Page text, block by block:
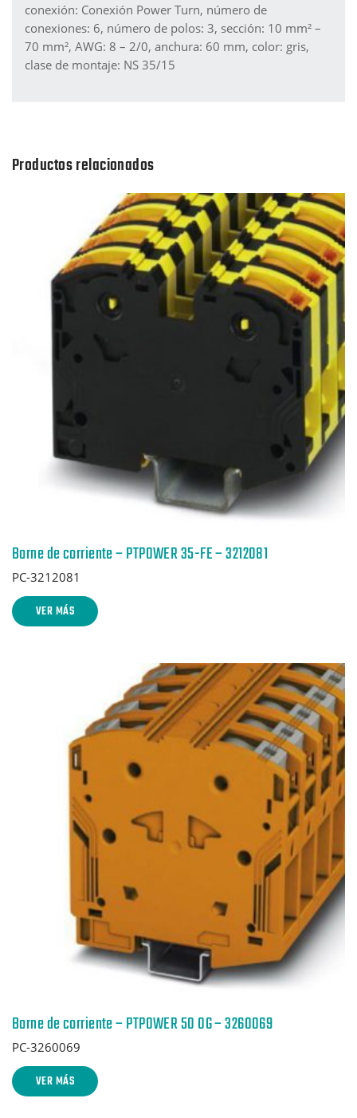
conexión: Conexión Power Turn, número de
conexiones: 6, número de polos: 3, sección: 10 mm² –
70 mm², AWG: 8 – 2/0, anchura: 60 mm, color: gris,
clase de montaje: NS 35/15
Productos relacionados
Borne de corriente – PTPOWER 35-FE – 3212081
PC-3212081
VER MÁS
Borne de corriente – PTPOWER 50 OG – 3260069
PC-3260069
VER MÁS